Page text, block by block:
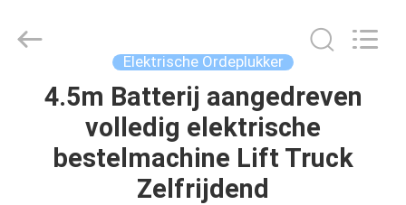
HUIS
PRODUCTEN
LTD.
Elektrische Ordeplukker
4.5m Batterij aangedreven
volledig elektrische
bestelmachine Lift Truck
Zelfrijdend